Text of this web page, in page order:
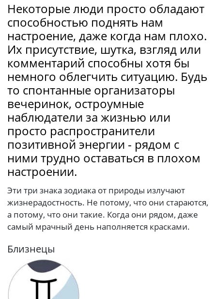
Некоторые люди просто обладают
способностью поднять нам
настроение, даже когда нам плохо.
Их присутствие, шутка, взгляд или
комментарий способны хотя бы
немного облегчить ситуацию. Будь
то спонтанные организаторы
вечеринок, остроумные
наблюдатели за жизнью или
просто распространители
позитивной энергии - рядом с
ними трудно оставаться в плохом
настроении.
Эти три знака зодиака от природы излучают
жизнерадостность. Не потому, что они стараются,
а потому, что они такие. Когда они рядом, даже
самый мрачный день наполняется красками.
Близнецы